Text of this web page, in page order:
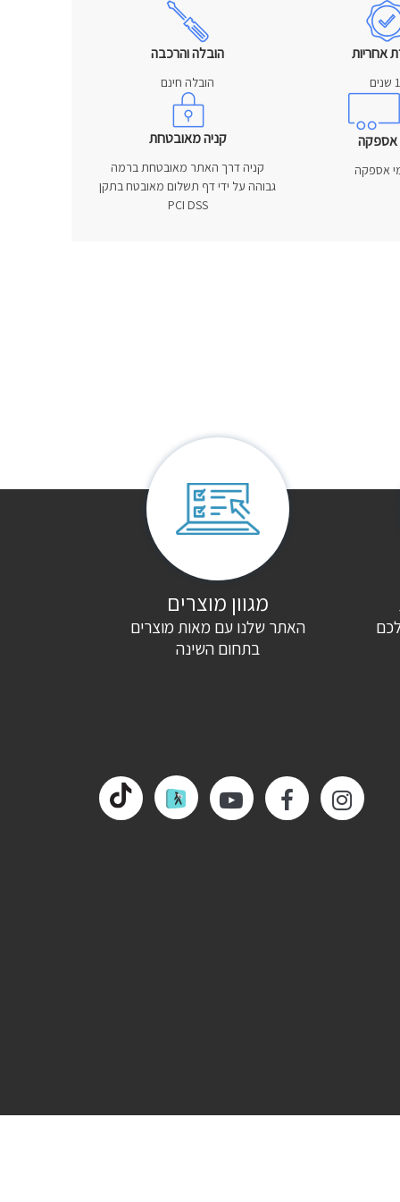
אחריות הובלה והרכבה
הובלה חינם
אספקה קניה מאובטחת
קניה דרך האתר מאובטחת ברמה
גבוהה על ידי דף תשלום מאובטח בתקן
PCI DSS
מגוון מוצרים
האתר שלנו עם מאות מוצרים
בתחום השינה